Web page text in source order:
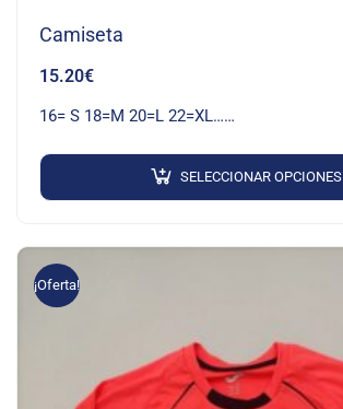
Camiseta
15.20€
16= S 18=M 20=L 22=XL……
SELECCIONAR OPCIONES
¡Oferta!